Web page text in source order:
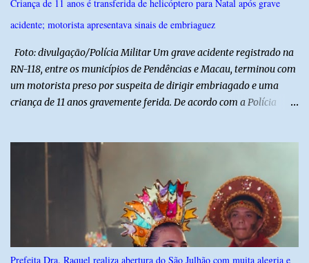
da administração da Prefeita Dra. Raquel com o resgate e a
valorização das tradições, unindo grandes atrações musicais e
Criança de 11 anos é transferida de helicóptero para Natal após grave
acidente; motorista apresentava sinais de embriaguez
Foto: divulgação/Polícia Militar Um grave acidente registrado na
RN-118, entre os municípios de Pendências e Macau, terminou com
um motorista preso por suspeita de dirigir embriagado e uma
criança de 11 anos gravemente ferida. De acordo com a Polícia
autuado em flagrante. O exame pericial para confirmar a
concentração de álcool no organismo ainda está em andamento. A
vítima é um menino de 11 anos, que sofreu ferimentos graves no
acidente. Após os primeiros atendimentos, ele foi entubado e
transferido pelo helicóptero Potiguar 02 para o Hospital
Monsenhor Walfredo Gurgel, em Natal, onde permanece internado
sob cuidados médicos especializados. Segundo informações da
Prefeita Dra. Raquel realiza abertura do São Julhão com muita alegria e